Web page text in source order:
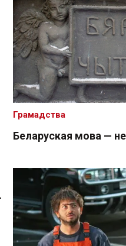
Спасылка без VPN
Беларуская мова —
Грамадства